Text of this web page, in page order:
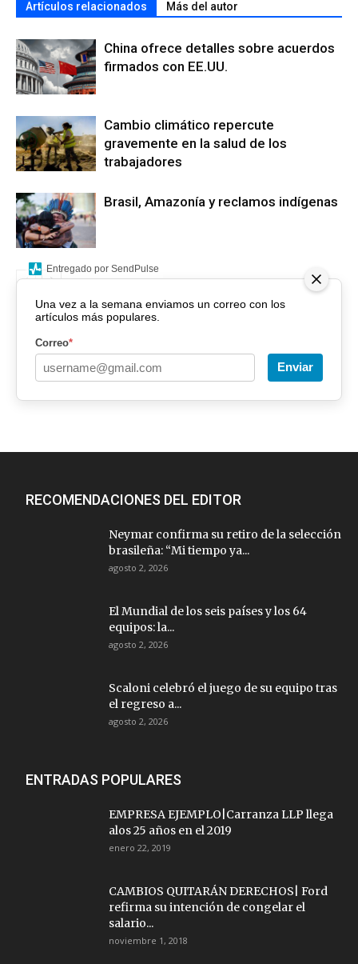
Artículos relacionados Más del autor
China ofrece detalles sobre acuerdos
firmados con EE.UU.
Cambio climático repercute
gravemente en la salud de los
trabajadores
Brasil, Amazonía y reclamos indígenas
Una vez a la semana enviamos un correo con los
artículos más populares.
Correo*
Enviar
Entregado por SendPulse
RECOMENDACIONES DEL EDITOR
Neymar confirma su retiro de la selección
brasileña: “Mi tiempo ya...
agosto 2, 2026
El Mundial de los seis países y los 64
equipos: la...
agosto 2, 2026
Scaloni celebró el juego de su equipo tras
el regreso a...
agosto 2, 2026
ENTRADAS POPULARES
EMPRESA EJEMPLO|Carranza LLP llega
alos 25 años en el 2019
enero 22, 2019
CAMBIOS QUITARÁN DERECHOS| Ford
refirma su intención de congelar el
salario...
noviembre 1, 2018